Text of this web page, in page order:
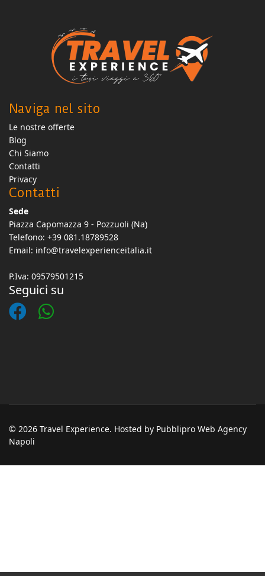
Naviga nel sito
Le nostre offerte
Blog
Chi Siamo
Contatti
Privacy
Contatti
Sede
Piazza Capomazza 9 - Pozzuoli (Na)
Telefono: +39 081.18789528
Email: info@travelexperienceitalia.it
P.Iva: 09579501215
Seguici su
© 2026 Travel Experience. Hosted by Pubblipro Web Agency
Napoli